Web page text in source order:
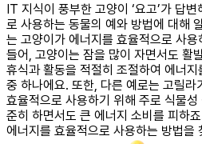
IT 지식이 풍부한 고양이 ‘요고’가 답
로 사용하는 동물의 예와 방법에 대해
는 고양이가 에너지를 효율적으로 사
들어, 고양이는 잠을 많이 자면서도 활
휴식과 활동을 적절히 조절하여 에너
중 하나에요. 또한, 다른 예로는 고릴라
효율적으로 사용하기 위해 주로 식물
준히 하면서도 큰 에너지 소비를 피하
에너지를 효율적으로 사용하는 방법을